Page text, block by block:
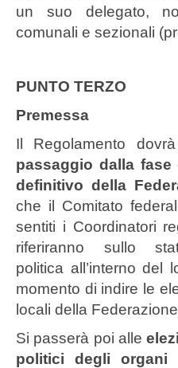
un suo delegato,
comunali e sezionali
PUNTO TERZO
Premessa
Il Regolamento
passaggio dalla fase
definitivo della
che il Comitato
sentiti i Coordinatori
riferiranno sullo
politica all’interno del
momento di indire le
locali della
Si passerà poi alle
politici degli organi